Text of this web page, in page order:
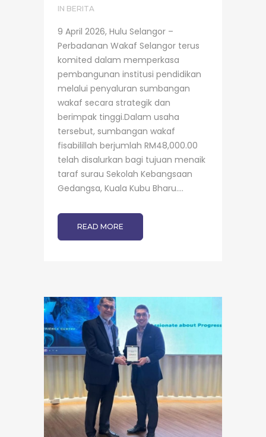
IN BERITA
9 April 2026, Hulu Selangor –
Perbadanan Wakaf Selangor terus
komited dalam memperkasa
pembangunan institusi pendidikan
melalui penyaluran sumbangan
wakaf secara strategik dan
berimpak tinggi.Dalam usaha
tersebut, sumbangan wakaf
fisabilillah berjumlah RM48,000.00
telah disalurkan bagi tujuan menaik
taraf surau Sekolah Kebangsaan
Gedangsa, Kuala Kubu Bharu....
READ MORE